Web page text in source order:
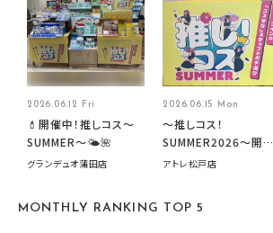
2026.06.12 Fri
💄開催中！推しコス〜
SUMMER〜🌤️🌺
グランデュオ蒲田店
2026.06.15 Mon
～推しコス！
SUMMER2026～開催
中です！
アトレ松戸店
MONTHLY RANKING TOP 5